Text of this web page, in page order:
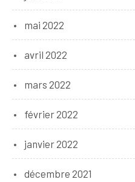
mai 2022
avril 2022
mars 2022
février 2022
janvier 2022
décembre 2021